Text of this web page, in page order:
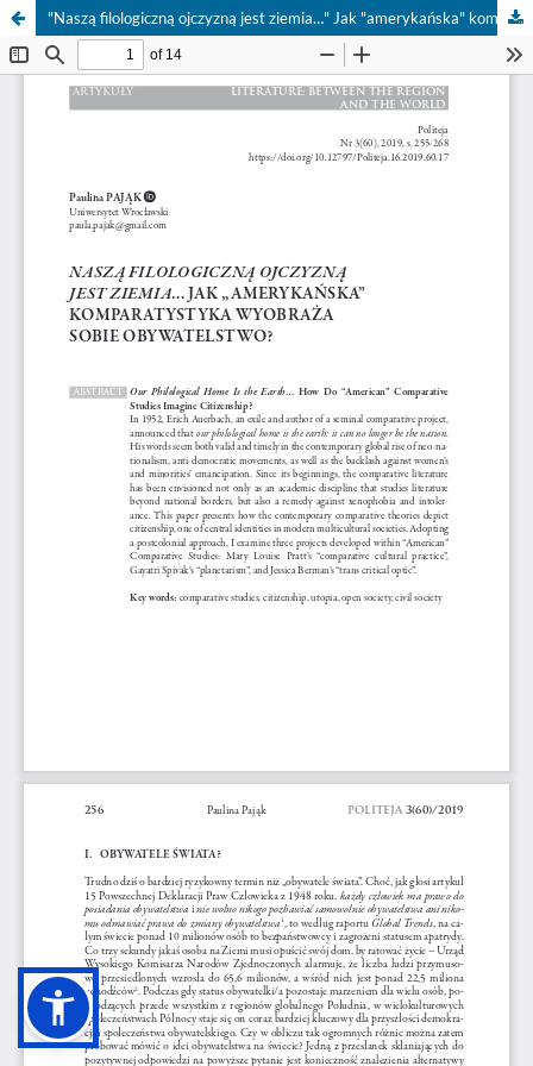
"Naszą filologiczną ojczyzną jest ziemia…" Jak "amerykańska" komparatystyka wyobraża sobie obywatelstwo w nowym świecie?